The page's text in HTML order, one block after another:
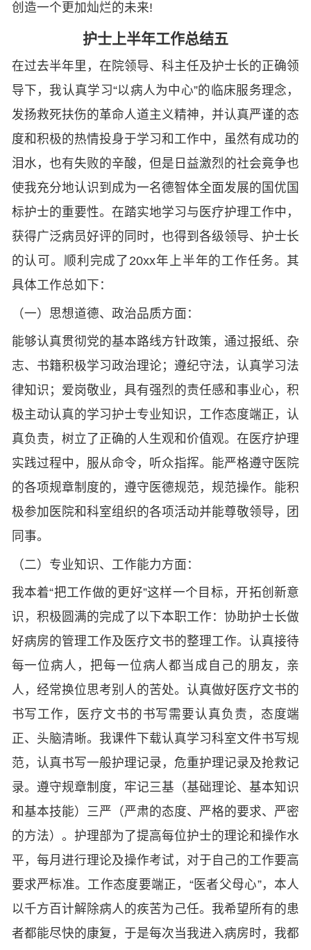
创造一个更加灿烂的未来!
护士上半年工作总结五
在过去半年里，在院领导、科主任及护士长的正确领
导下，我认真学习“以病人为中心”的临床服务理念，
发扬救死扶伤的革命人道主义精神，并认真严谨的态
度和积极的热情投身于学习和工作中，虽然有成功的
泪水，也有失败的辛酸，但是日益激烈的社会竟争也
使我充分地认识到成为一名德智体全面发展的国优国
标护士的重要性。在踏实地学习与医疗护理工作中，
获得广泛病员好评的同时，也得到各级领导、护士长
的认可。顺利完成了20xx年上半年的工作任务。其
具体工作总如下：
（一）思想道德、政治品质方面：
能够认真贯彻党的基本路线方针政策，通过报纸、杂
志、书籍积极学习政治理论；遵纪守法，认真学习法
律知识；爱岗敬业，具有强烈的责任感和事业心，积
极主动认真的学习护士专业知识，工作态度端正，认
真负责，树立了正确的人生观和价值观。在医疗护理
实践过程中，服从命令，听众指挥。能严格遵守医院
的各项规章制度的，遵守医德规范，规范操作。能积
极参加医院和科室组织的各项活动并能尊敬领导，团
同事。
（二）专业知识、工作能力方面：
我本着“把工作做的更好”这样一个目标，开拓创新意
识，积极圆满的完成了以下本职工作：协助护士长做
好病房的管理工作及医疗文书的整理工作。认真接待
每一位病人，把每一位病人都当成自己的朋友，亲
人，经常换位思考别人的苦处。认真做好医疗文书的
书写工作，医疗文书的书写需要认真负责，态度端
正、头脑清晰。我课件下载认真学习科室文件书写规
范，认真书写一般护理记录，危重护理记录及抢救记
录。遵守规章制度，牢记三基（基础理论、基本知识
和基本技能）三严（严肃的态度、严格的要求、严密
的方法）。护理部为了提高每位护士的理论和操作水
平，每月进行理论及操作考试，对于自己的工作要高
要求严标准。工作态度要端正，“医者父母心”，本人
以千方百计解除病人的疾苦为己任。我希望所有的患
者都能尽快的康复，于是每次当我进入病房时，我都